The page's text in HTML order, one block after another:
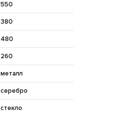
550
380
480
260
металл
серебро
стекло